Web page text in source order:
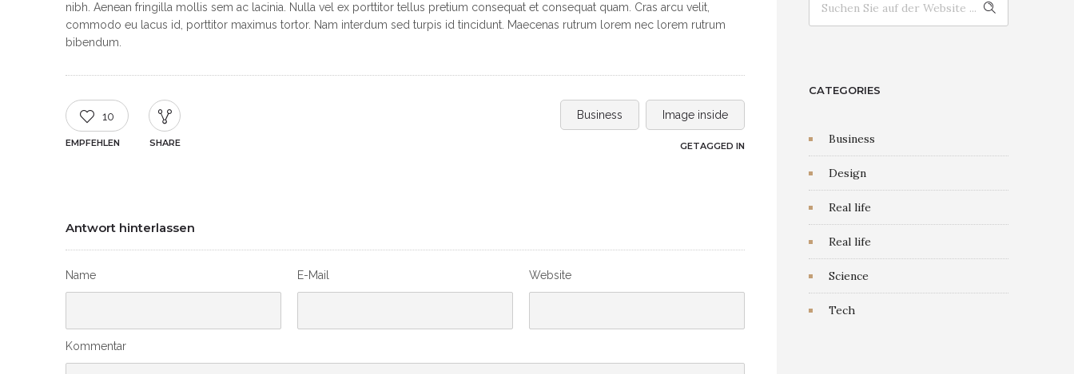
nibh. Aenean fringilla mollis sem ac lacinia. Nulla vel ex porttitor tellus pretium consequat et consequat quam. Cras arcu velit,
commodo eu lacus id, porttitor maximus tortor. Nam interdum sed turpis id tincidunt. Maecenas rutrum lorem nec lorem rutrum
bibendum.
10
EMPFEHLEN SHARE
Business Image inside
GETAGGED IN
Antwort hinterlassen
Name E-Mail Website
Kommentar
CATEGORIES
Business
Design
Real life
Real life
Science
Tech